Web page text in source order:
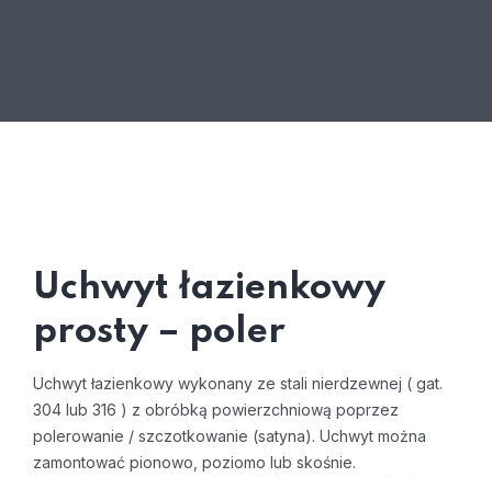
Uchwyt łazienkowy
prosty – poler
Uchwyt łazienkowy wykonany ze stali nierdzewnej ( gat.
304 lub 316 ) z obróbką powierzchniową poprzez
polerowanie / szczotkowanie (satyna). Uchwyt można
zamontować pionowo, poziomo lub skośnie.